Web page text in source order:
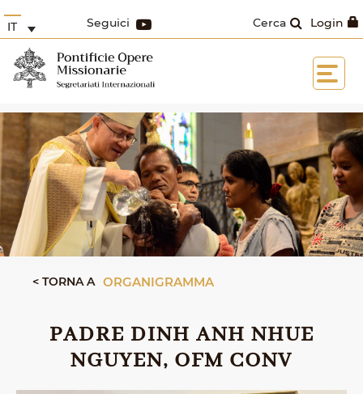
Login
Cerca
Seguici
IT
< TORNA A ORGANIGRAMMA
PADRE DINH ANH NHUE
NGUYEN, OFM CONV